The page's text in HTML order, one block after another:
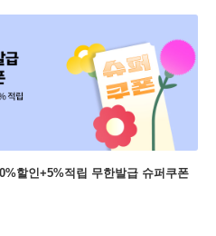
할인+5%적립 무한발급 슈퍼쿠폰